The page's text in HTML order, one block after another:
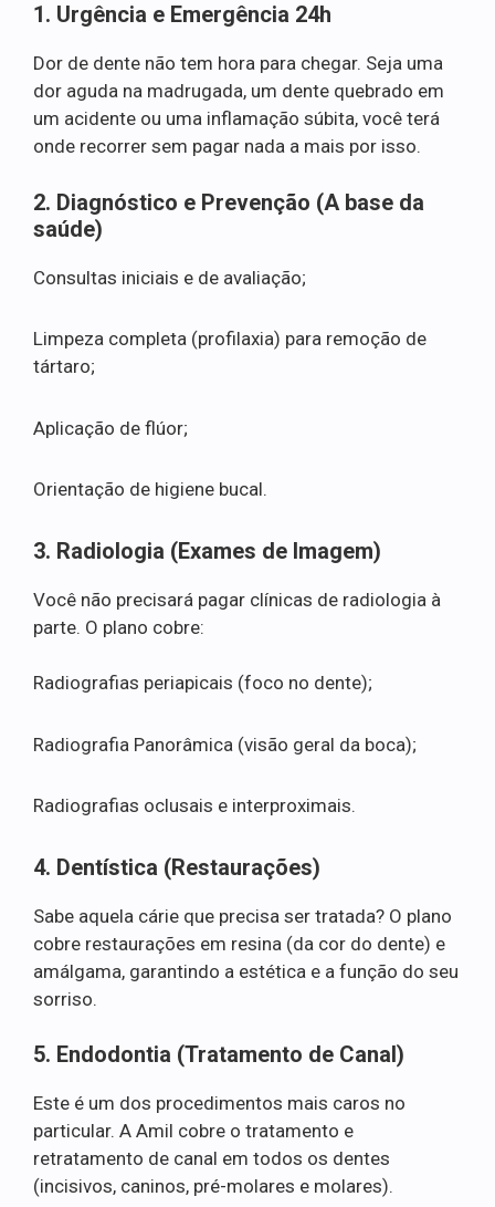
1. Urgência e Emergência 24h
Dor de dente não tem hora para chegar. Seja uma
dor aguda na madrugada, um dente quebrado em
um acidente ou uma inflamação súbita, você terá
onde recorrer sem pagar nada a mais por isso.
2. Diagnóstico e Prevenção (A base da
saúde)
Consultas iniciais e de avaliação;
Limpeza completa (profilaxia) para remoção de
tártaro;
Aplicação de flúor;
Orientação de higiene bucal.
3. Radiologia (Exames de Imagem)
Você não precisará pagar clínicas de radiologia à
parte. O plano cobre:
Radiografias periapicais (foco no dente);
Radiografia Panorâmica (visão geral da boca);
Radiografias oclusais e interproximais.
4. Dentística (Restaurações)
Sabe aquela cárie que precisa ser tratada? O plano
cobre restaurações em resina (da cor do dente) e
amálgama, garantindo a estética e a função do seu
sorriso.
5. Endodontia (Tratamento de Canal)
Este é um dos procedimentos mais caros no
particular. A Amil cobre o tratamento e
retratamento de canal em todos os dentes
(incisivos, caninos, pré-molares e molares).